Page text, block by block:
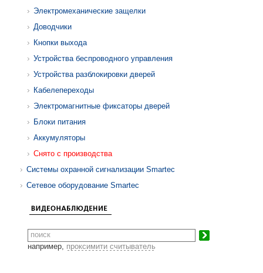
Электромеханические защелки
Доводчики
Кнопки выхода
Устройства беспроводного управления
Устройства разблокировки дверей
Кабелепереходы
Электромагнитные фиксаторы дверей
Блоки питания
Аккумуляторы
Снято с производства
Системы охранной сигнализации Smartec
Сетевое оборудование Smartec
например, проксимити считыватель